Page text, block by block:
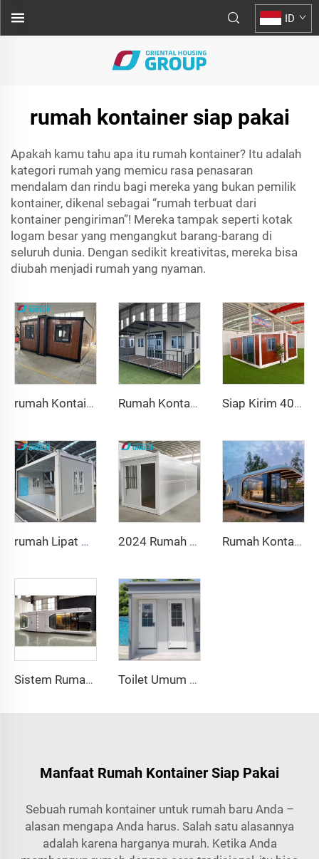
ID
rumah kontainer siap pakai
Apakah kamu tahu apa itu rumah kontainer? Itu adalah
kategori rumah yang memicu rasa penasaran
mendalam dan rindu bagi mereka yang bukan pemilik
kontainer, dikenal sebagai “rumah terbuat dari
kontainer pengiriman”! Mereka tampak seperti kotak
logam besar yang mengangkut barang-barang di
seluruh dunia. Dengan sedikit kreativitas, mereka bisa
diubah menjadi rumah yang nyaman.
rumah Kontainer Prefabrikasi Mewah 40 kaki dengan 4 Kamar Tidur Kamar Mandi dan Dapur Siap Huni Rumah Kontainer Prefabrikasi Berkualitas Cina yang Dapat Diperluas dengan Cepat dan Reguler 20/40FT Rumah Kontainer Modern yang Dapat Diperluas dengan Kamar Mandi Siap Kirim 40Ft 20Ft Villa Baja Ringan Mewah Kamar Mandi Lengkap Rumah Kontainer Prefab yang Dapat Diperluas Harga Rumah Prefabrikasi
rumah Lipat Bergerak 40ft 20ft Prefab Ruang Lipat Rumah Kontainer Kotak Penyimpanan Lipat Rumah Lipat Dijual 2024 Rumah Kontainer Lipat Mewah 20 kaki Rumah Prefabrikasi Rumah Kontainer Lipat Dijual Rumah Kontainer Lepas-Pasang Multifungsi Rumah Kapsul Kantor Hotel Rumah Kabin Mungil
Sistem Rumah Cerdas Pabrik Cina Rumah Mobil Mewah Kapsul Luar Angkasa Baru Rumah Kontainer Baja Prefabrikasi untuk Hotel dan Resor Toilet Umum Luar Ruangan Portabel Kustom PE untuk Berkemah Harga Rumah Kontainer Toilet Bergerak
Manfaat Rumah Kontainer Siap Pakai
Sebuah rumah kontainer untuk rumah baru Anda –
alasan mengapa Anda harus. Salah satu alasannya
adalah karena harganya murah. Ketika Anda